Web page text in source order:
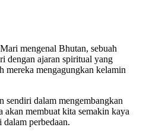
mengenal Bhutan, sebuah
dengan ajaran spiritual yang
mereka mengagungkan kelamin
sendiri dalam mengembangkan
akan membuat kita semakin kaya
dalam perbedaan.